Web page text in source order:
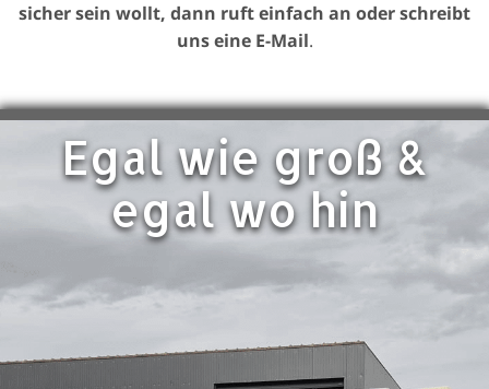
sicher sein wollt, dann ruft einfach an oder schreibt
uns eine E-Mail.
Egal wie groß &
egal wo hin